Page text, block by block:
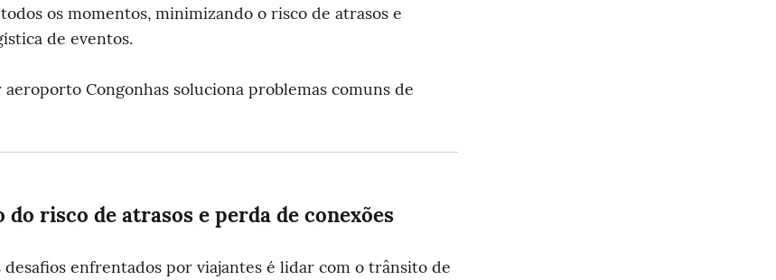
os momentos, minimizando o risco de atrasos e
de eventos.
Congonhas soluciona problemas comuns de
risco de atrasos e perda de conexões
desafios enfrentados por viajantes é lidar com o trânsito de